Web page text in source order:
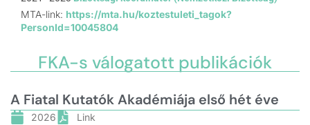
MTA-link: https://mta.hu/koztestuleti_tagok?
PersonId=10045804
FKA-s válogatott publikációk
A Fiatal Kutatók Akadémiája első hét éve
2026
Link